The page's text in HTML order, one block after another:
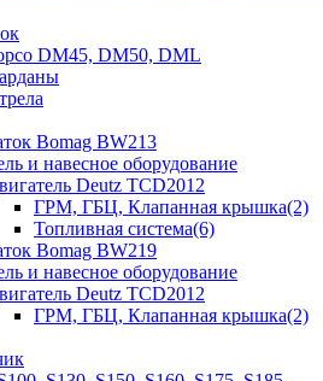
DM45, DM50, DML
Bomag BW213
и навесное оборудование
Deutz TCD2012
ГРМ, ГБЦ, Клапанная крышка(2)
Топливная система(6)
Bomag BW219
и навесное оборудование
Deutz TCD2012
ГРМ, ГБЦ, Клапанная крышка(2)